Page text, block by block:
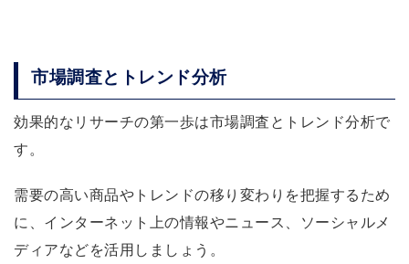
市場調査とトレンド分析
効果的なリサーチの第一歩は市場調査とトレンド分析で
す。
需要の高い商品やトレンドの移り変わりを把握するため
に、インターネット上の情報やニュース、ソーシャルメ
ディアなどを活用しましょう。